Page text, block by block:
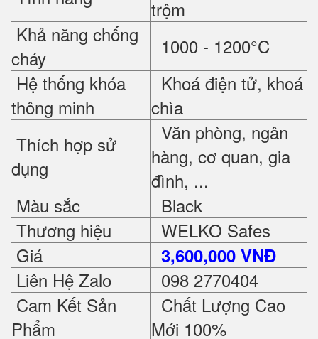
trộm
Khả năng chống
cháy
1000 - 1200°C
Hệ thống khóa
thông minh
Khoá điện tử, khoá
chìa
Thích hợp sử
dụng
Văn phòng, ngân
hàng, cơ quan, gia
đình, ...
Màu sắc
Black
Thương hiệu
WELKO Safes
Giá
3,600,000 VNĐ
Liên Hệ Zalo
098 2770404
Cam Kết Sản
Phẩm
Chất Lượng Cao
Mới 100%